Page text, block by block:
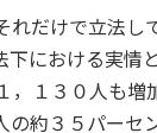
れだけで立法し
下における実情
，１３０人も増
の約３５パーセ